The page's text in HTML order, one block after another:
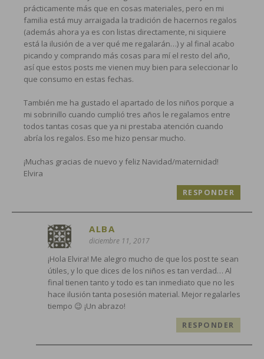
prácticamente más que en cosas materiales, pero en mi
familia está muy arraigada la tradición de hacernos regalos
(además ahora ya es con listas directamente, ni siquiere
está la ilusión de a ver qué me regalarán…) y al final acabo
picando y comprando más cosas para mí el resto del año,
así que estos posts me vienen muy bien para seleccionar lo
que consumo en estas fechas.
También me ha gustado el apartado de los niños porque a
mi sobrinillo cuando cumplió tres años le regalamos entre
todos tantas cosas que ya ni prestaba atención cuando
abría los regalos. Eso me hizo pensar mucho.
¡Muchas gracias de nuevo y feliz Navidad/maternidad!
Elvira
RESPONDER
ALBA
diciembre 11, 2017
¡Hola Elvira! Me alegro mucho de que los post te sean
útiles, y lo que dices de los niños es tan verdad… Al
final tienen tanto y todo es tan inmediato que no les
hace ilusión tanta posesión material. Mejor regalarles
tiempo 😉 ¡Un abrazo!
RESPONDER